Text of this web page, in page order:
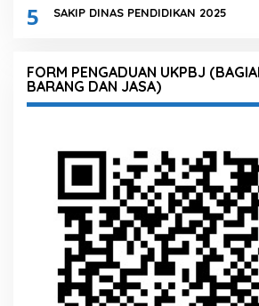
5 SAKIP DINAS PENDIDIKAN 2025
FORM PENGADUAN UKPBJ
BARANG DAN JASA)